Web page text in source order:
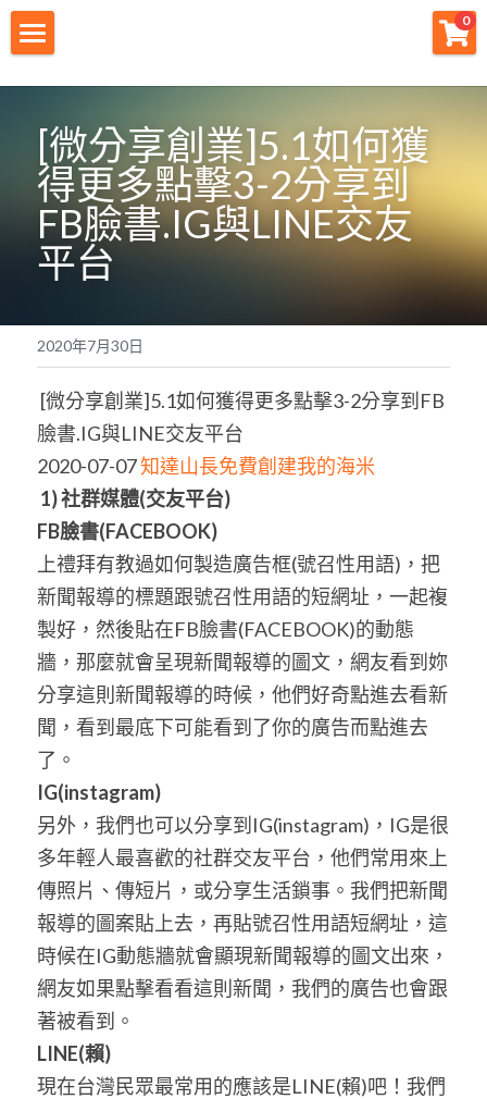
0
財神宗旨
創業痛點
團隊資源
註冊會員
免費下載
創業商城
POWERED BY
[微分享創業]5.1如何獲
得更多點擊3-2分享到
FB臉書.IG與LINE交友
平台
2020年7月30日
臉書.IG與LINE交友平台
2020-07-07 知達山長免費創建我的海米
1) 社群媒體(交友平台)
FB臉書(FACEBOOK)
上禮拜有教過如何製造廣告框(號召性用語)，把
新聞報導的標題跟號召性用語的短網址，一起複
製好，然後貼在FB臉書(FACEBOOK)的動態
牆，那麼就會呈現新聞報導的圖文，網友看到妳
分享這則新聞報導的時候，他們好奇點進去看新
聞，看到最底下可能看到了你的廣告而點進去
了。
IG(instagram)
另外，我們也可以分享到IG(instagram)，IG是很
多年輕人最喜歡的社群交友平台，他們常用來上
傳照片、傳短片，或分享生活鎖事。我們把新聞
報導的圖案貼上去，再貼號召性用語短網址，這
時候在IG動態牆就會顯現新聞報導的圖文出來，
網友如果點擊看看這則新聞，我們的廣告也會跟
著被看到。
LINE(賴)
現在台灣民眾最常用的應該是LINE(賴)吧！我們
×